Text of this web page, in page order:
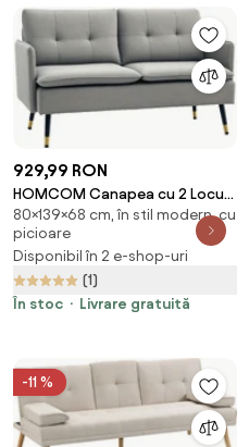
929,99 RON
HOMCOM Canapea cu 2 Locuri
din Material Textil cu Perne
Capitonate, Canapea
Modernă cu 2 Locuri cu Picioare
din Oțel 139x68x80cm, Gri |
Aosom Romania
80×139×68 cm, în stil modern, cu
picioare
Disponibil în 2 e-shop-uri
(1)
În stoc
Livrare gratuită
-11 %